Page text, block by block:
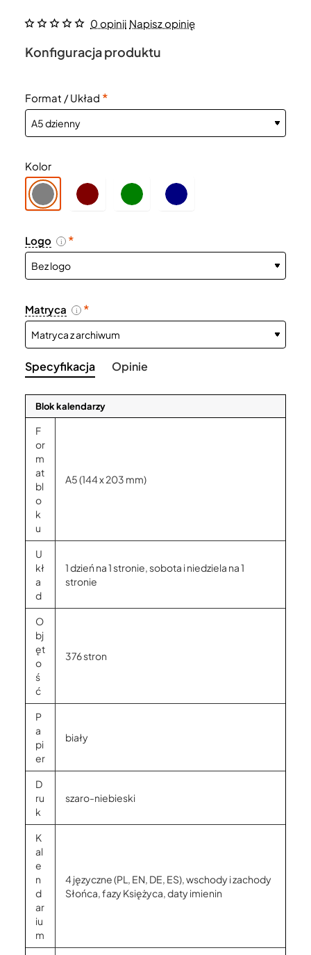
0 opinii Napisz opinię
Konfiguracja produktu
Format / Układ
Kolor
Logo i
Matryca i
Specyfikacja Opinie
Blok kalendarzy
F
or
m
at
bl
o
k
u
A5 (144 x 203 mm)
U
kł
a
d
1 dzień na 1 stronie, sobota i niedziela na 1
stronie
O
bj
ęt
o
ś
ć
376 stron
P
a
pi
er
biały
D
ru
k
szaro-niebieski
K
al
e
n
d
ar
iu
m
4 języczne (PL, EN, DE, ES), wschody i zachody
Słońca, fazy Księżyca, daty imienin